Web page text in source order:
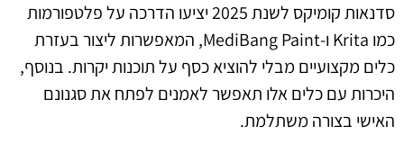
סדנאות קומיקס לשנת 2025 יציעו הדרכה על פלטפורמות
כמו Krita ו-MediBang Paint, המאפשרות ליצור בעזרת
כלים מקצועיים מבלי להוציא כסף על תוכנות יקרות. בנוסף,
היכרות עם כלים אלו תאפשר לאמנים לפתח את סגנונם
האישי בצורה משתלמת.